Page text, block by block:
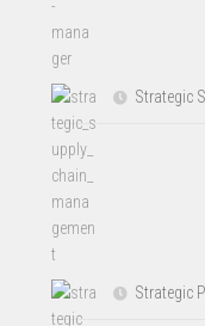
Strategic
Strategic